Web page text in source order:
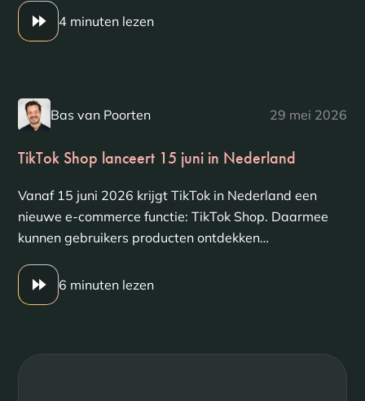
4 minuten lezen
Bas van Poorten 29 mei 2026
TikTok Shop lanceert 15 juni in Nederland
Vanaf 15 juni 2026 krijgt TikTok in Nederland een
nieuwe e-commerce functie: TikTok Shop. Daarmee
kunnen gebruikers producten ontdekken…
6 minuten lezen